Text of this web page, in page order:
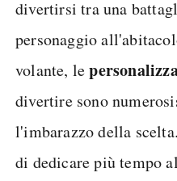
divertirsi tra una
personaggio
volante, le
divertire sono
l'imbarazzo della
di dedicare più tempo